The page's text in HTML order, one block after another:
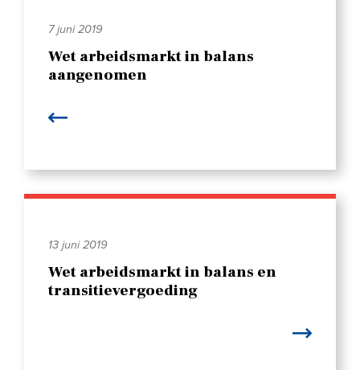
7 juni 2019
Wet arbeidsmarkt in balans
aangenomen
13 juni 2019
Wet arbeidsmarkt in balans en
transitievergoeding